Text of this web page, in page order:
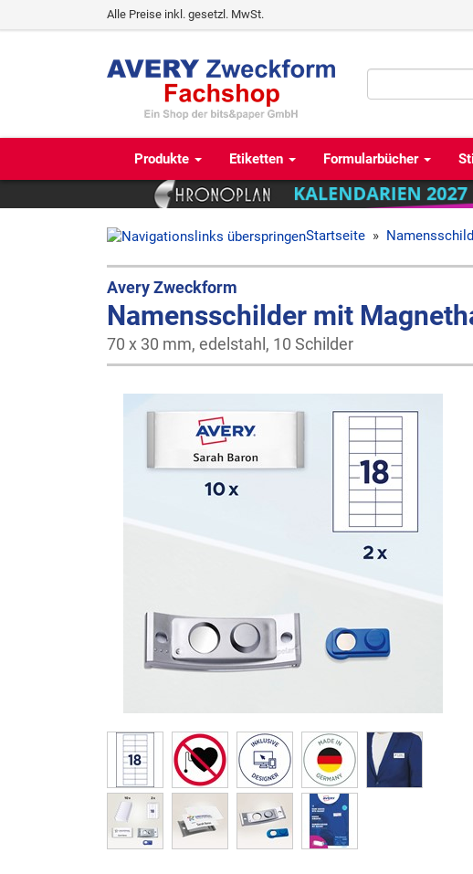
Alle Preise inkl. gesetzl. MwSt.
Produkte Etiketten Formularbücher
Startseite »
Avery Zweckform
Namensschilder mit
70 x 30 mm, edelstahl, 10 Schilder